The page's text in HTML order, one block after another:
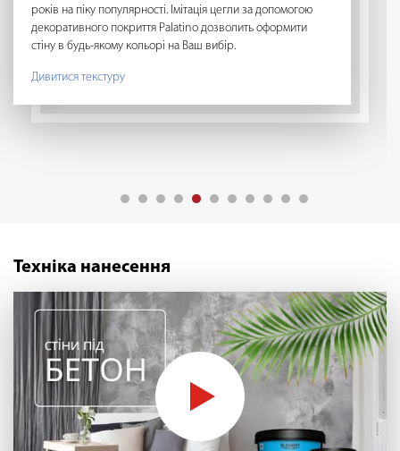
років на піку популярності. Імітація цегли за допомогою
декоративного покриття Palatino дозволить оформити
стіну в будь-якому кольорі на Ваш вибір.
Дивитися текстуру
Техніка нанесення